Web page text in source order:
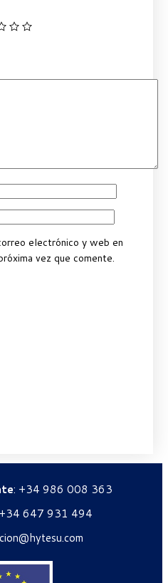
electrónico y web en
vez que comente.
: +34 986 008 363
647 931 494